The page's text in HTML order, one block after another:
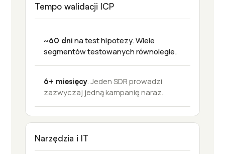
Tempo walidacji ICP
~60 dni na test hipotezy. Wiele
segmentów testowanych równolegle.
6+ miesięcy. Jeden SDR prowadzi
zazwyczaj jedną kampanię naraz.
Narzędzia i IT